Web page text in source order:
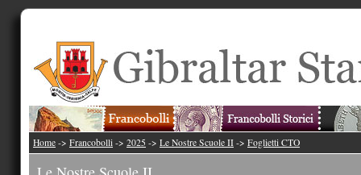
Home -> Francobolli -> 2025 -> Le Nostre Scuole II -> Foglietti CTO